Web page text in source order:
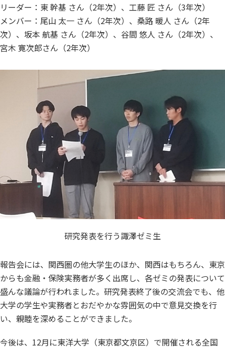
リーダー：東 幹基 さん（2年次）、工藤 匠 さん（3年次）
メンバー：尾山 太一 さん（2年次）、桑路 暖人 さん（2年
次）、坂本 航基 さん（2年次）、谷間 悠人 さん（2年次）、
宮木 寛次郎さん（2年次）
研究発表を行う諏澤ゼミ生
報告会には、関西圏の他大学生のほか、関西はもちろん、東京
からも金融・保険実務者が多く出席し、各ゼミの発表について
盛んな議論が行われました。研究発表終了後の交流会でも、他
大学の学生や実務者とおだやかな雰囲気の中で意見交換を行
い、親睦を深めることができました。
今後は、12月に東洋大学（東京都文京区）で開催される全国